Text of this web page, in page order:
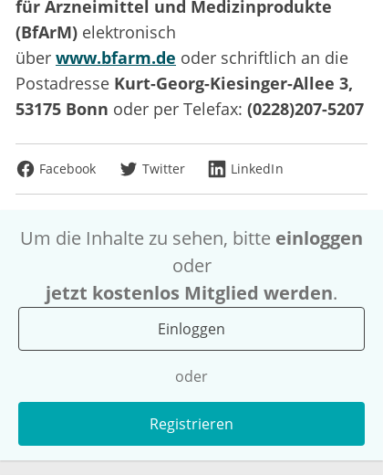
für Arzneimittel und Medizinprodukte
(BfArM) elektronisch
über www.bfarm.de oder schriftlich an die
Postadresse Kurt-Georg-Kiesinger-Allee 3,
53175 Bonn oder per Telefax: (0228)207-5207
Facebook Twitter LinkedIn
Um die Inhalte zu sehen, bitte einloggen
oder
jetzt kostenlos Mitglied werden.
Einloggen
oder
Registrieren